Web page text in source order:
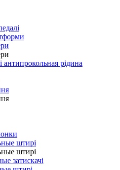
антипрокольная рідина
штирі
штирі
затискачі